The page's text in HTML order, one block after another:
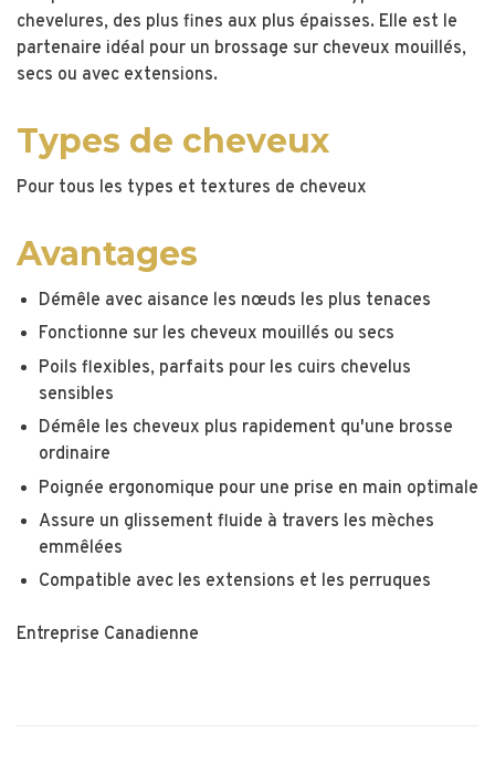
chevelures, des plus fines aux plus épaisses. Elle est le
partenaire idéal pour un brossage sur cheveux mouillés,
secs ou avec extensions.
Types de cheveux
Pour tous les types et textures de cheveux
Avantages
Démêle avec aisance les nœuds les plus tenaces
Fonctionne sur les cheveux mouillés ou secs
Poils flexibles, parfaits pour les cuirs chevelus
sensibles
Démêle les cheveux plus rapidement qu'une brosse
ordinaire
Poignée ergonomique pour une prise en main optimale
Assure un glissement fluide à travers les mèches
emmêlées
Compatible avec les extensions et les perruques
Entreprise Canadienne